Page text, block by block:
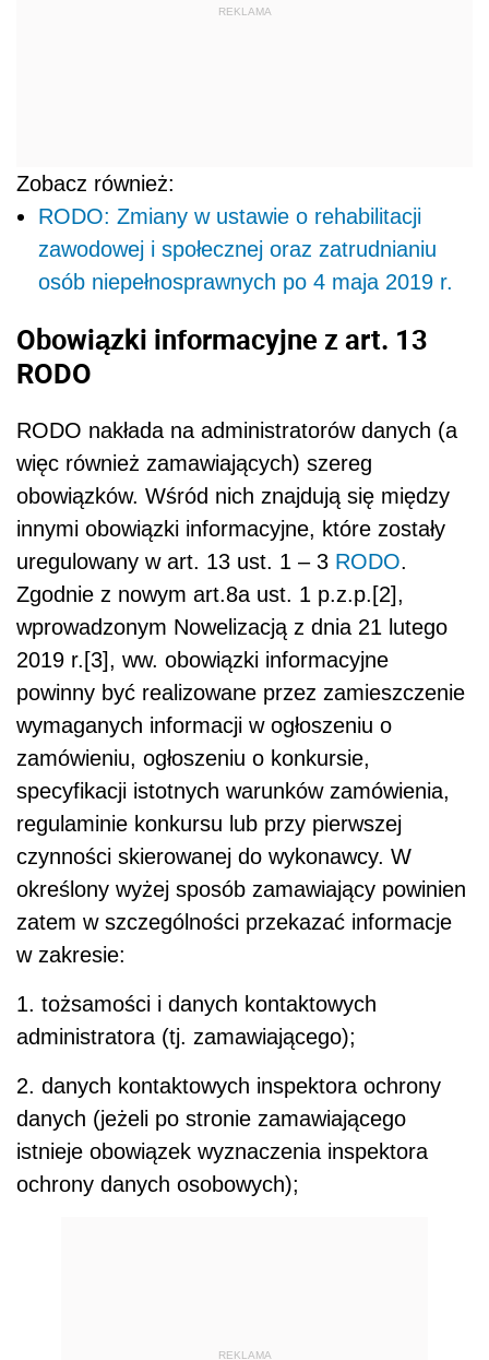
REKLAMA
Zobacz również:
RODO: Zmiany w ustawie o rehabilitacji
zawodowej i społecznej oraz zatrudnianiu
osób niepełnosprawnych po 4 maja 2019 r.
Obowiązki informacyjne z art. 13
RODO
RODO nakłada na administratorów danych (a
więc również zamawiających) szereg
obowiązków. Wśród nich znajdują się między
innymi obowiązki informacyjne, które zostały
uregulowany w art. 13 ust. 1 – 3 RODO.
Zgodnie z nowym art.8a ust. 1 p.z.p.[2],
wprowadzonym Nowelizacją z dnia 21 lutego
2019 r.[3], ww. obowiązki informacyjne
powinny być realizowane przez zamieszczenie
wymaganych informacji w ogłoszeniu o
zamówieniu, ogłoszeniu o konkursie,
specyfikacji istotnych warunków zamówienia,
regulaminie konkursu lub przy pierwszej
czynności skierowanej do wykonawcy. W
określony wyżej sposób zamawiający powinien
zatem w szczególności przekazać informacje
w zakresie:
1. tożsamości i danych kontaktowych
administratora (tj. zamawiającego);
2. danych kontaktowych inspektora ochrony
danych (jeżeli po stronie zamawiającego
istnieje obowiązek wyznaczenia inspektora
ochrony danych osobowych);
REKLAMA